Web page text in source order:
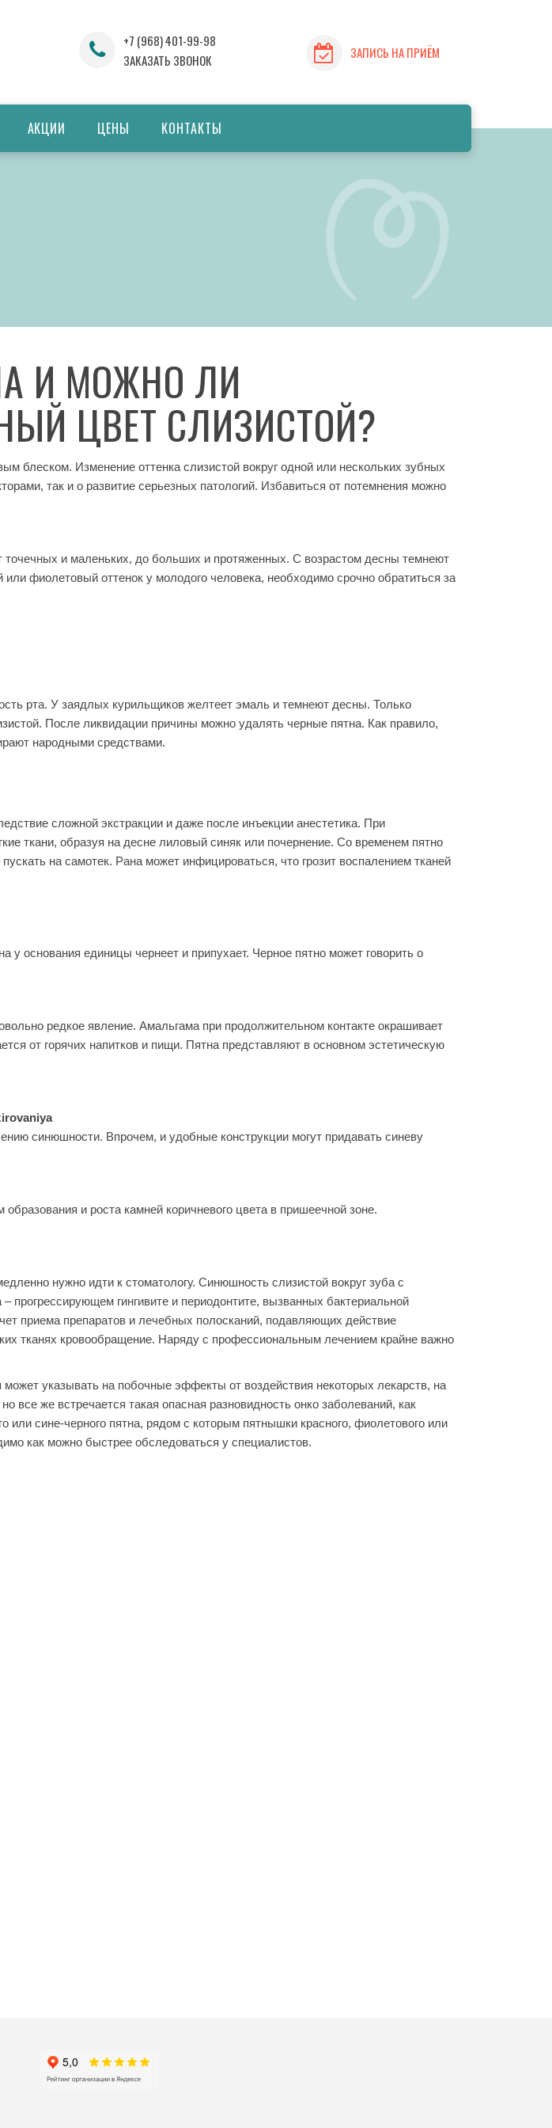
+7 (968) 401-99-98
ЗАКАЗАТЬ ЗВОНОК
ЗАПИСЬ НА ПРИЁМ
АКЦИИ ЦЕНЫ КОНТАКТЫ
И МОЖНО ЛИ
ЦВЕТ СЛИЗИСТОЙ?
блеском. Изменение оттенка слизистой вокруг одной или нескольких зубных
так и о развитие серьезных патологий. Избавиться от потемнения можно
и маленьких, до больших и протяженных. С возрастом десны темнеют
фиолетовый оттенок у молодого человека, необходимо срочно обратиться за
рта. У заядлых курильщиков желтеет эмаль и темнеют десны. Только
После ликвидации причины можно удалять черные пятна. Как правило,
народными средствами.
сложной экстракции и даже после инъекции анестетика. При
ткани, образуя на десне лиловый синяк или почернение. Со временем пятно
на самотек. Рана может инфицироваться, что грозит воспалением тканей
у основания единицы чернеет и припухает. Черное пятно может говорить о
редкое явление. Амальгама при продолжительном контакте окрашивает
от горячих напитков и пищи. Пятна представляют в основном эстетическую
синюшности. Впрочем, и удобные конструкции могут придавать синеву
и роста камней коричневого цвета в пришеечной зоне.
нужно идти к стоматологу. Синюшность слизистой вокруг зуба с
гингивите и периодонтите, вызванных бактериальной
приема препаратов и лечебных полосканий, подавляющих действие
тканях кровообращение. Наряду с профессиональным лечением крайне важно
указывать на побочные эффекты от воздействия некоторых лекарств, на
все же встречается такая опасная разновидность онко заболеваний, как
или сине-черного пятна, рядом с которым пятнышки красного, фиолетового или
как можно быстрее обследоваться у специалистов.